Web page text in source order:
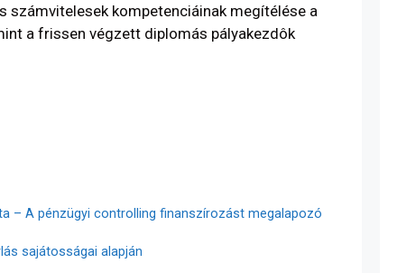
számvitelesek kompetenciáinak megítélése a
a frissen végzett diplomás pályakezdôk
– A pénzügyi controlling finanszírozást megalapozó
sajátosságai alapján